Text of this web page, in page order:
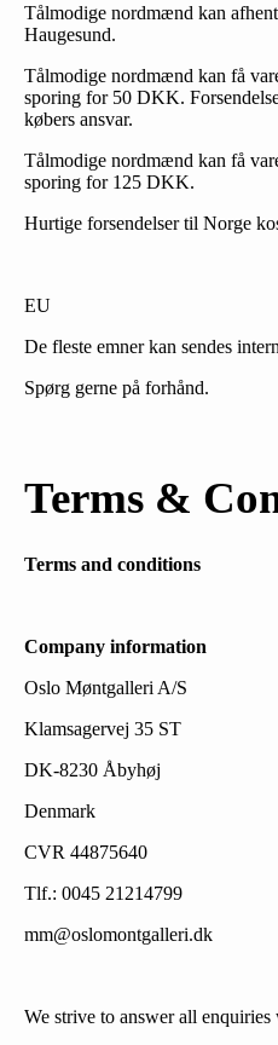
Tålmodige nordmænd kan
Haugesund.
Tålmodige nordmænd kan få
sporing for 50 DKK.
købers ansvar.
Tålmodige nordmænd kan få
sporing for 125 DKK.
Hurtige forsendelser til Norge
EU
De fleste emner kan sendes
Spørg gerne på forhånd.
Terms &
Terms and conditions
Company information
Oslo Møntgalleri A/S
Klamsagervej 35 ST
DK-8230 Åbyhøj
Denmark
CVR 44875640
Tlf.: 0045 21214799
mm@oslomontgalleri.dk
We strive to answer all